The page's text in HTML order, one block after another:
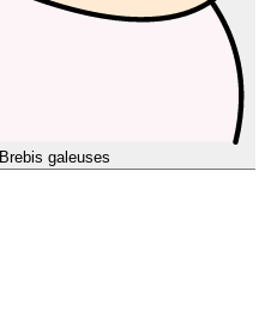
Brebis galeuses